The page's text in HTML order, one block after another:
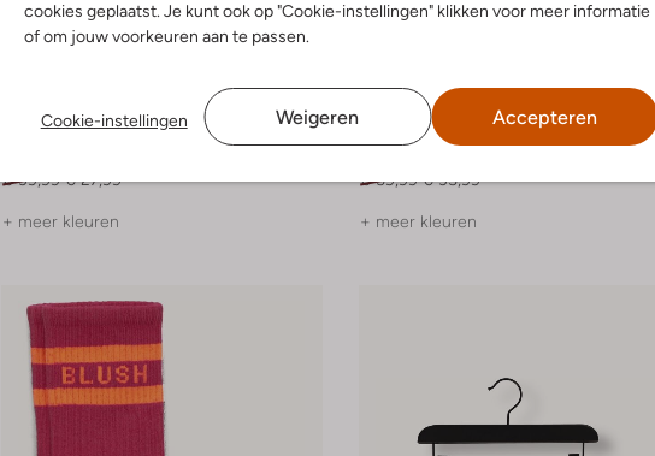
cookies geplaatst. Je kunt ook op "Cookie-instellingen" klikken voor meer informatie
of om jouw voorkeuren aan te passen.
Cookie-instellingen Weigeren Accepteren
Petit Blush
€ 39,99 € 27,99
+ meer kleuren
-40%
Petit Blush
€ 59,99 € 35,99
+ meer kleuren